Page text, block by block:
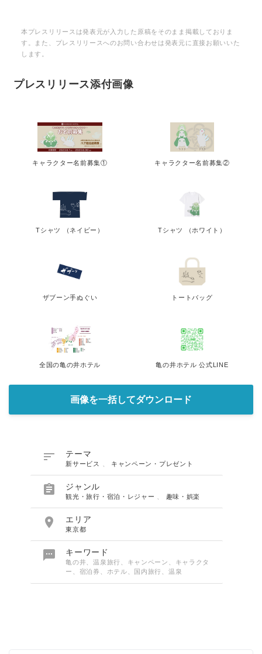
本プレスリリースは発表元が入力した原稿をそのまま掲載しておりま
す。また、プレスリリースへのお問い合わせは発表元に直接お願いいた
します。
プレスリリース添付画像
キャラクター名前募集① キャラクター名前募集②
Tシャツ （ネイビー） Tシャツ （ホワイト）
ザブーン手ぬぐい トートバッグ
全国の亀の井ホテル 亀の井ホテル 公式LINE
画像を一括してダウンロード
 テーマ
新サービス 、 キャンペーン・プレゼント
 ジャンル
観光・旅行・宿泊・レジャー 、 趣味・娯楽
 エリア
東京都
 キーワード
亀の井、温泉旅行、キャンペーン、キャラクタ
ー、宿泊券、ホテル、国内旅行、温泉